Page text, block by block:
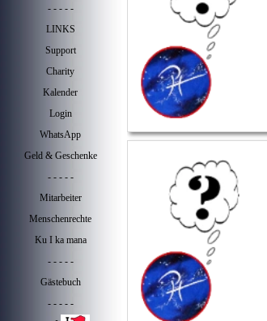
- - - - -
LINKS
Support
Charity
Kalender
Login
WhatsApp
Geld & Geschenke
- - - - -
Mitarbeiter
Menschenrechte
Ku I ka mana
- - - - -
Gästebuch
- - - - -